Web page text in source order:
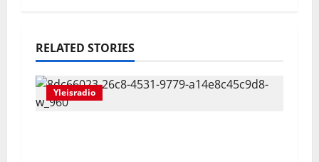
v
i
RELATED STORIES
Yleisradio